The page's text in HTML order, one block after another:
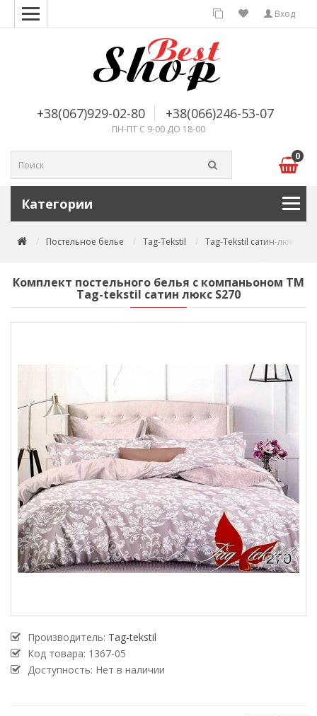
Вход
+38(067)929-02-80 +38(066)246-53-07
ПН-ПТ С 9-00 ДО 18-00
0
Категории
Постельное белье Tag-Tekstil Tag-Tekstil сатин-люкс
Комплект постельного белья с компаньоном TM
Tag-tekstil сатин люкс S270
Производитель: Tag-tekstil
Код товара: 1367-05
Доступность: Нет в наличии